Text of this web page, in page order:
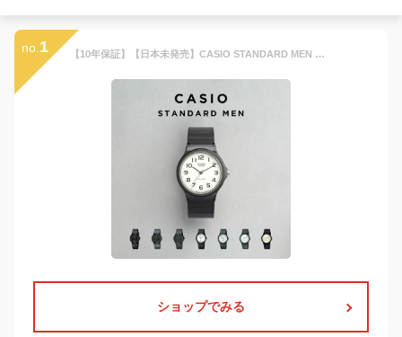
no. 1 【10年保証】【日本未発売】CASIO STANDARD MEN カシオ スタンダード MQ-24 腕時計 時計 ブランド メンズ レディース キッズ 子供 男の子 女の子 チープカシオ チプカシ アナログ ブラック 黒 ホワイト 白 銀 金 薄型 軽量 軽い 海外モデル ギフト プレゼント
ショップでみる